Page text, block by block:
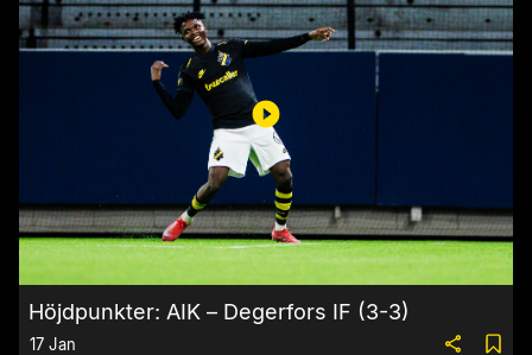
Höjdpunkter: AIK – Degerfors IF (3-3)
17 Jan